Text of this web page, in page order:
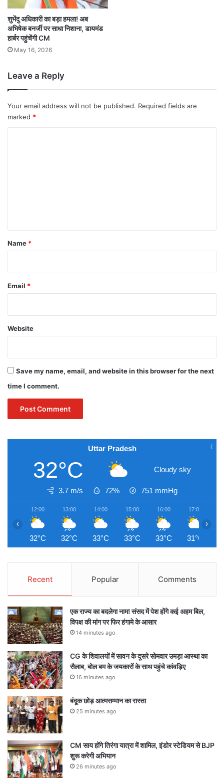
शुभेंदु अधिकारी का बड़ा हमला! अब
अभिषेक बनर्जी पर साधा निशाना, डायमंड
हार्बर पहुंचेंगी CM
May 16, 2026
Leave a Reply
Your email address will not be published. Required fields are
marked *
*
Name *
Email *
Website
Save my name, email, and website in this browser for the next
time I comment.
Uttar Pradesh
32°C Cloudy sky
3.7 m/s 72% 751 mmHg
12:00
32°C
13:00
32°C
14:00
33°C
15:00
33°C
16:00
33°C
17:00
31°C
‹ ›
Recent Popular Comments
एक राज्य का बदलेगा नाम! संसद में पेश होंगे कई अहम बिल,
विपक्ष की मांग पर फिर हंगामे के आसार
14 minutes ago
CG के शिवालयों में सावन के दूसरे सोमवार उमड़ा आस्था का
सैलाब, बोल बम के जयकारों के साथ पहुंचे कांवड़िए
16 minutes ago
​बंदूक छोड़ आत्मसम्मान का रास्ता
25 minutes ago
CM साय होंगे तिरंगा यात्रा में शामिल, इंडोर स्टेडियम से BJP
शुरू करेगी अभियान
26 minutes ago